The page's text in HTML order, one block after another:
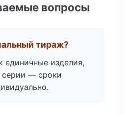
вопросы
тираж?
единичные изделия,
серии — сроки